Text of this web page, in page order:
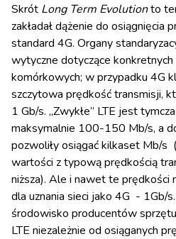
Skrót Long Term Evolutionto
zakładał dążenie do osiągnięcia
standard 4G. Organy
wytyczne dotyczące konkretnych
komórkowych; w przypadku 4G
szczytowa prędkość transmisji,
1 Gb/s. „Zwykłe” LTE jest
maksymalnie 100-150 Mb/s, a
pozwoliły osiągać kilkaset Mb/s
wartości z typową prędkością
niższa). Ale i nawet te prędkości
dla uznania sieci jako 4G - 1Gb/
środowisko producentów
LTE niezależnie od osiąganych